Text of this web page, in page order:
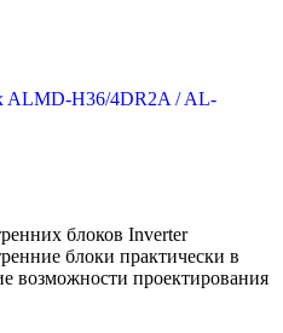
ALMD-H36/4DR2A / AL-
блоков Inverter
блоки практически в
возможности проектирования